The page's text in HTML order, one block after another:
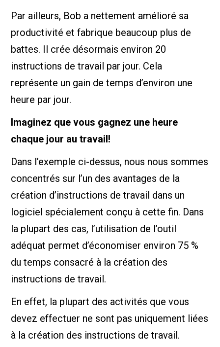
Par ailleurs, Bob a nettement amélioré sa
productivité et fabrique beaucoup plus de
battes. Il crée désormais environ 20
instructions de travail par jour. Cela
représente un gain de temps d’environ une
heure par jour.
Imaginez que vous gagnez une heure
chaque jour au travail!
Dans l’exemple ci-dessus, nous nous sommes
concentrés sur l’un des avantages de la
création d’instructions de travail dans un
logiciel spécialement conçu à cette fin. Dans
la plupart des cas, l’utilisation de l’outil
adéquat permet d’économiser environ 75 %
du temps consacré à la création des
instructions de travail.
En effet, la plupart des activités que vous
devez effectuer ne sont pas uniquement liées
à la création des instructions de travail.